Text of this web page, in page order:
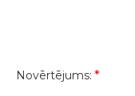
Novērtējums: